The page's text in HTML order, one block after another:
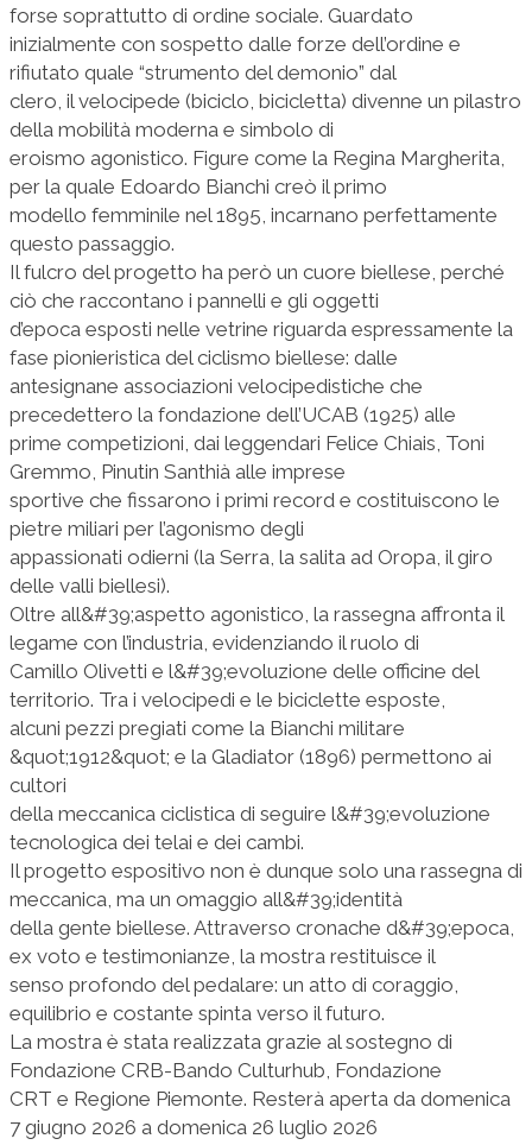
forse soprattutto di ordine sociale. Guardato
inizialmente con sospetto dalle forze dell’ordine e
rifiutato quale “strumento del demonio” dal
clero, il velocipede (biciclo, bicicletta) divenne un pilastro
della mobilità moderna e simbolo di
eroismo agonistico. Figure come la Regina Margherita,
per la quale Edoardo Bianchi creò il primo
modello femminile nel 1895, incarnano perfettamente
questo passaggio.
Il fulcro del progetto ha però un cuore biellese, perché
ciò che raccontano i pannelli e gli oggetti
d’epoca esposti nelle vetrine riguarda espressamente la
fase pionieristica del ciclismo biellese: dalle
antesignane associazioni velocipedistiche che
precedettero la fondazione dell’UCAB (1925) alle
prime competizioni, dai leggendari Felice Chiais, Toni
Gremmo, Pinutin Santhià alle imprese
sportive che fissarono i primi record e costituiscono le
pietre miliari per l’agonismo degli
appassionati odierni (la Serra, la salita ad Oropa, il giro
delle valli biellesi).
Oltre all&#39;aspetto agonistico, la rassegna affronta il
legame con l’industria, evidenziando il ruolo di
Camillo Olivetti e l&#39;evoluzione delle officine del
territorio. Tra i velocipedi e le biciclette esposte,
alcuni pezzi pregiati come la Bianchi militare
&quot;1912&quot; e la Gladiator (1896) permettono ai
cultori
della meccanica ciclistica di seguire l&#39;evoluzione
tecnologica dei telai e dei cambi.
Il progetto espositivo non è dunque solo una rassegna di
meccanica, ma un omaggio all&#39;identità
della gente biellese. Attraverso cronache d&#39;epoca,
ex voto e testimonianze, la mostra restituisce il
senso profondo del pedalare: un atto di coraggio,
equilibrio e costante spinta verso il futuro.
La mostra è stata realizzata grazie al sostegno di
Fondazione CRB-Bando Culturhub, Fondazione
CRT e Regione Piemonte. Resterà aperta da domenica
7 giugno 2026 a domenica 26 luglio 2026